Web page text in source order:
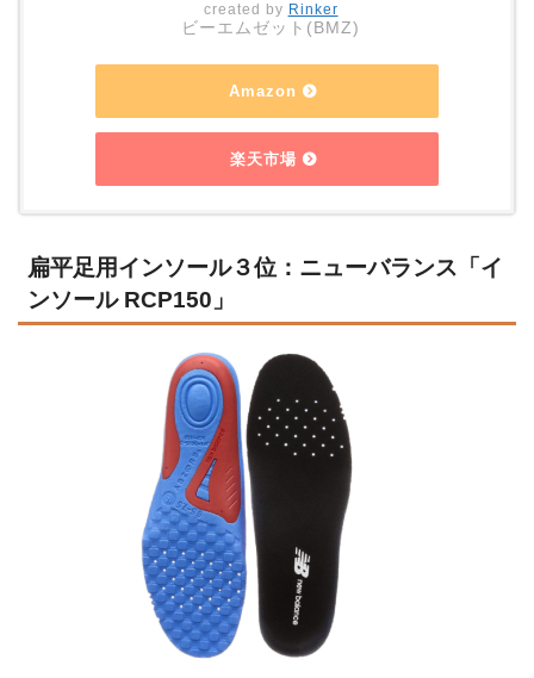
created by Rinker
ビーエムゼット(BMZ)
Amazon
楽天市場
扁平足用インソール３位：ニューバランス「イ
ンソール RCP150」